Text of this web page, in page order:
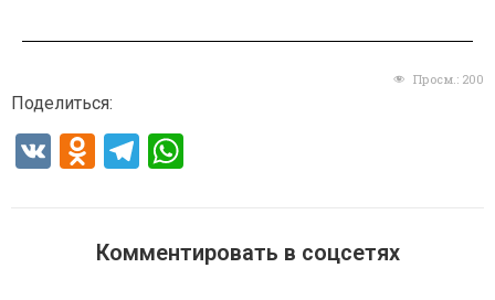
Просм.: 200
Поделиться:
V
O
o
T
gr s
Комментировать в соцсетях